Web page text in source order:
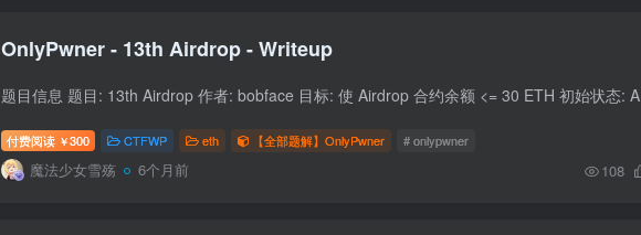
OnlyPwner - 13th Airdrop - Writeup
付费阅读 ￥300 CTFWP eth 【全部题解】OnlyPwner # onlypwner
魔法少女雪殇 6个月前 108